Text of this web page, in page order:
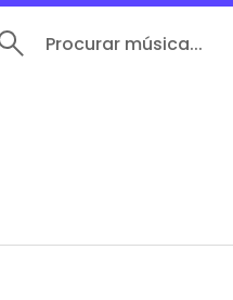
Procurar música...